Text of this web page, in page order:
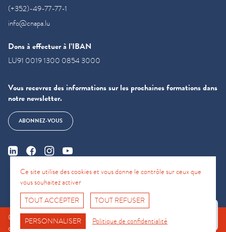
Fro No
Support Hotline
(+352)-49-77-77-1
info@cnapa.lu
Dons à effectuer à l’IBAN
LU91 0019 1300 0854 3000
Vous recevrez des informations sur les prochaines formations dans
notre newsletter.
ABONNEZ-VOUS
© CNAPA 2024, all rights reserved |Mentions légales
d'utilisation|Politique de confidentialité
Ce site utilise des cookies et vous donne le contrôle sur ceux que
vous souhaitez activer
TOUT ACCEPTER
TOUT REFUSER
PERSONNALISER Politique de confidentialité